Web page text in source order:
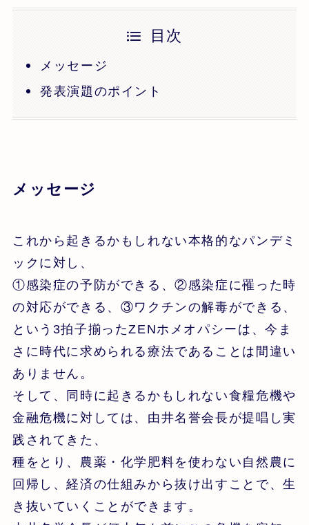
目次
メッセージ
発表演題のポイント
メッセージ
これから起きるかもしれない本格的なパンデミ
ックに対し、
①感染症の予防ができる、②感染症に罹った時
の対応ができる、③ワクチンの解毒ができる、
という3拍子揃ったZENホメオパシーは、今ま
さに時代に求められる療法であることは間違い
ありません。
そして、同時に起きるかもしれない食糧危機や
金融危機に対しては、由井名誉会長が提唱し実
践されてきた、
種をとり、農薬・化学肥料を使わない自然農に
回帰し、経済の仕組みから抜け出すことで、生
き抜いていくことができます。